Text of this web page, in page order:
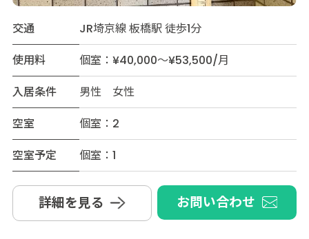
交通
JR埼京線 板橋駅 徒歩1分
使用料
個室：¥40,000～¥53,500/月
入居条件
男性 女性
空室
個室：2
空室予定
個室：1
詳細を見る お問い合わせ